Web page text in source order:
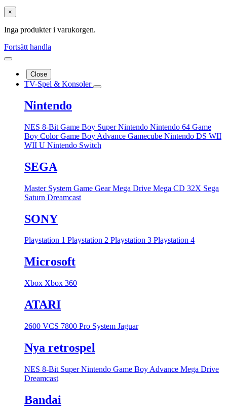
×
Inga produkter i varukorgen.
Fortsätt handla
Close
TV-Spel & Konsoler
Nintendo
NES 8-Bit Game Boy Super Nintendo Nintendo 64 Game
Boy ColorGame Boy Advance Gamecube Nintendo DS WII
WII U Nintendo Switch
SEGA
Master System Game GearMega Drive Mega CD 32X Sega
Saturn Dreamcast
SONY
Playstation 1 Playstation 2 Playstation 3 Playstation 4
Microsoft
Xbox Xbox 360
ATARI
2600 VCS 7800 Pro System Jaguar
Nya retrospel
NES 8-Bit Super Nintendo Game Boy Advance Mega Drive
Dreamcast
Bandai